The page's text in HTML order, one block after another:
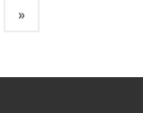
»